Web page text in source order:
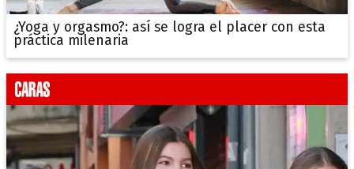
¿Yoga y orgasmo?: así se logra el placer con esta
práctica milenaria